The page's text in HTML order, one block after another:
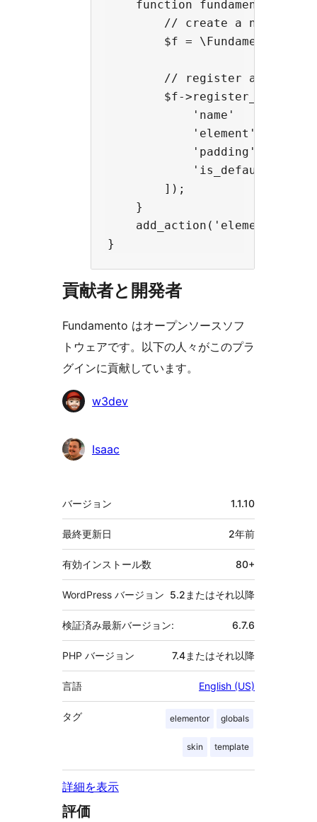
function
// create a new
$f =
// register a new
$f-
'name'       =>
'element'    =>
'padding'    =>
'is_default' =>
        ]);
    }
add_action('elementor/
貢献者と開発者
Fundamento はオープンソースソフ
トウェアです。以下の人々がこのプラ
グインに貢献しています。
貢
者
w3dev
Isaac
メ
タ
バージョン 1.1.10
最終更新日 2年前
有効インストール数 80+
WordPress バージョン 5.2またはそれ以降
検証済み最新バージョン: 6.7.6
PHP バージョン 7.4またはそれ以降
言語 English (US)
タグ elementor globals
skin template
詳細を表示
評価